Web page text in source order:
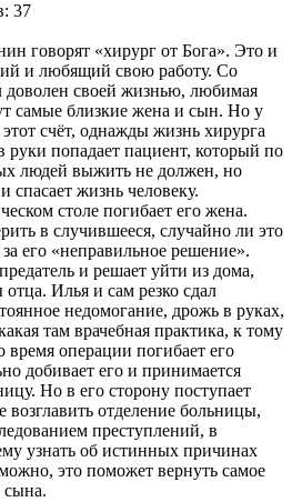
37
говорят «хирург от Бога». Это и
и любящий свою работу. Со
доволен своей жизнью, любимая
самые близкие жена и сын. Но у
счёт, однажды жизнь хирурга
руки попадает пациент, который по
людей выжить не должен, но
спасает жизнь человеку.
столе погибает его жена.
в случившееся, случайно ли это
его «неправильное решение».
и решает уйти из дома,
Илья и сам резко сдал
недомогание, дрожь в руках,
там врачебная практика, к тому
операции погибает его
добивает его и принимается
Но в его сторону поступает
возглавить отделение больницы,
преступлений, в
узнать об истинных причинах
это поможет вернуть самое
сына.